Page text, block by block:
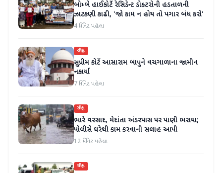
બોમ્બે હાઈકોર્ટે રેસિડેન્ટ ડોક્ટરોની હડતાળની
ઝાટકણી કાઢી, 'જો કામ ન હોય તો પગાર બંધ કરો'
4 મિનિટ પહેલા
રાષ્ટ્રીય
સુપ્રીમ કોર્ટે આસારામ બાપુને વચગાળાના જામીન
નકાર્યા
7 મિનિટ પહેલા
રાષ્ટ્રીય
ભારે વરસાદ, મેદાંતા અંડરપાસ પર પાણી ભરાયા;
પોલીસે ઘરેથી કામ કરવાની સલાહ આપી
12 મિનિટ પહેલા
રાષ્ટ્રીય